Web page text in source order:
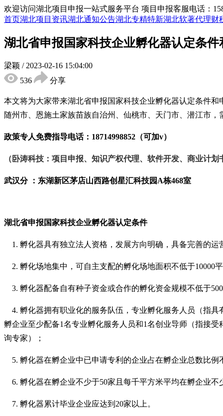
欢迎访问湖北项目申报一站式服务平台 项目申报客服电话：
首页湖北项目资讯湖北通知公告湖北专精特新湖北软著代理财
湖北省申报国家科技企业孵化器认定条
梁颖 / 2023-02-16 15:04:00
536
分享
本文将为大家带来湖北省申报国家科技企业孵化器认定条件
随州市、恩施土家族苗族自治州、仙桃市、天门市、潜江市
政策专人免费指导电话： 18714998852（可加v）
（卧涛科技：项目申报、知识产权代理、软件开发、商业计
武汉分 ：东湖新区茅店山西路创星汇科技园 A栋468室
湖北省申报 国家科技企业孵化器认定条件
1. 孵化器具有独立法人资格，发展方向明确，具备完善的
2. 孵化场地集中，可自主支配的孵化场地面积不低于10000
3. 孵化器配备自有种子资金或合作的孵化资金规模不低于
4. 孵化器拥有职业化的服务队伍，专业孵化服务人员（指
孵企业至少配备1名专业孵化服务人员和1名创业导师（指接
询专家）；
5. 孵化器在孵企业中已申请专利的企业占在孵企业总数比
6. 孵化器在孵企业不少于50家且每千平方米平均在孵企业不
7. 孵化器累计毕业企业应达到20家以上。